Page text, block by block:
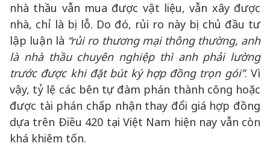
nhà thầu vẫn mua được vật liệu, vẫn xây được
nhà, chỉ là bị lỗ. Do đó, rủi ro này bị chủ đầu tư
lập luận là “rủi ro thương mại thông thường, anh
là nhà thầu chuyên nghiệp thì anh phải lường
trước được khi đặt bút ký hợp đồng trọn gói”. Vì
vậy, tỷ lệ các bên tự đàm phán thành công hoặc
được tài phán chấp nhận thay đổi giá hợp đồng
dựa trên Điều 420 tại Việt Nam hiện nay vẫn còn
khá khiêm tốn.